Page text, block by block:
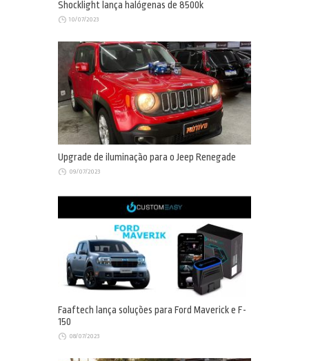
Shocklight lança halógenas de 8500k
10/07/2023
Upgrade de iluminação para o Jeep Renegade
09/07/2023
Faaftech lança soluções para Ford Maverick e F-
150
08/07/2023